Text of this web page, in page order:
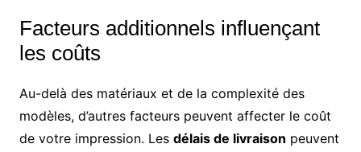
Facteurs additionnels influençant
les coûts
Au-delà des matériaux et de la complexité des
modèles, d’autres facteurs peuvent affecter le coût
de votre impression. Les délais de livraison peuvent